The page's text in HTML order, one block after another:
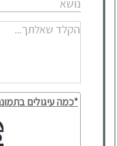
*כמה עיגולים